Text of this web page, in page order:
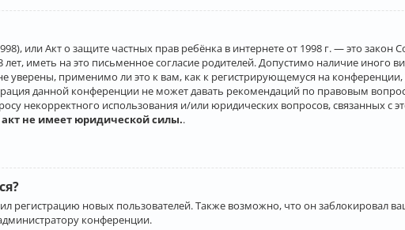
или Акт о защите частных прав ребёнка в интернете от 1998 г. — это
иметь на это письменное согласие родителей. Допустимо наличие
уверены, применимо ли это к вам, как к регистрирующемуся на
данной конференции не может давать рекомендаций по правовым
некорректного использования и/или юридических вопросов, связанных с
не имеет юридической силы..
регистрацию новых пользователей. Также возможно, что он заблокировал
конференции.